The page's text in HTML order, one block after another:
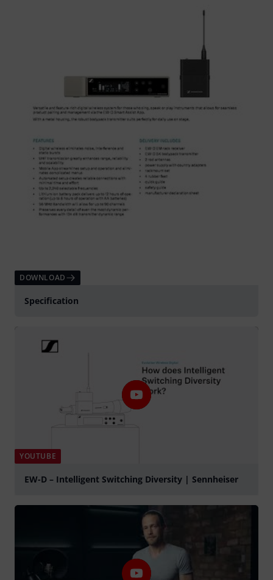
DOWNLOAD
Specification
YOUTUBE
EW-D – Intelligent Switching Diversity | Sennheiser